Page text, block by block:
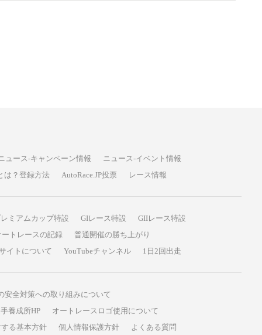
ュース-キャンペーン情報
ニュース-イベント情報
は？登録方法 AutoRace.JP投票 レース情報
ミアムカップ特設 GIレース特設
GIIレース特設
ートレースの記録
普通開催の勝ち上がり
イトについて YouTubeチャンネル 1日2回出走
安全対策への取り組みについて
養成所HP
オートレースロゴ使用について
る基本方針 個人情報保護方針 よくある質問